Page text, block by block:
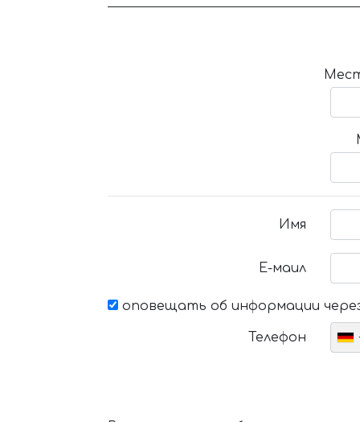
Имя
Е-маил
оповещать об информации
Телефон